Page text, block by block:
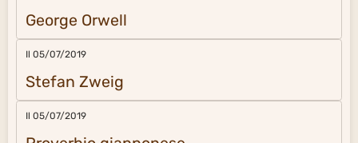
George Orwell
Il 05/07/2019
Stefan Zweig
Il 05/07/2019